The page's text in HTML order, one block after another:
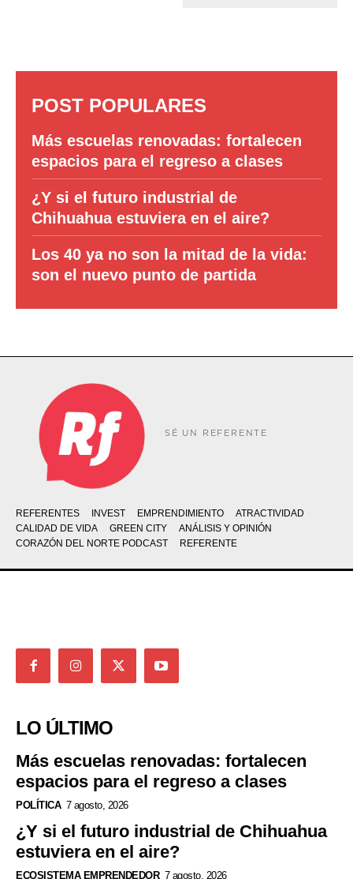
POST POPULARES
Más escuelas renovadas: fortalecen
espacios para el regreso a clases
¿Y si el futuro industrial de
Chihuahua estuviera en el aire?
Los 40 ya no son la mitad de la vida:
son el nuevo punto de partida
SÉ UN REFERENTE
REFERENTES INVEST EMPRENDIMIENTO
ATRACTIVIDAD
CALIDAD DE VIDA
GREEN CITY
ANÁLISIS Y OPINIÓN
CORAZÓN DEL NORTE PODCAST
REFERENTE
LO ÚLTIMO
Más escuelas renovadas: fortalecen
espacios para el regreso a clases
POLÍTICA 7 agosto, 2026
¿Y si el futuro industrial de Chihuahua
estuviera en el aire?
ECOSISTEMA EMPRENDEDOR 7 agosto, 2026